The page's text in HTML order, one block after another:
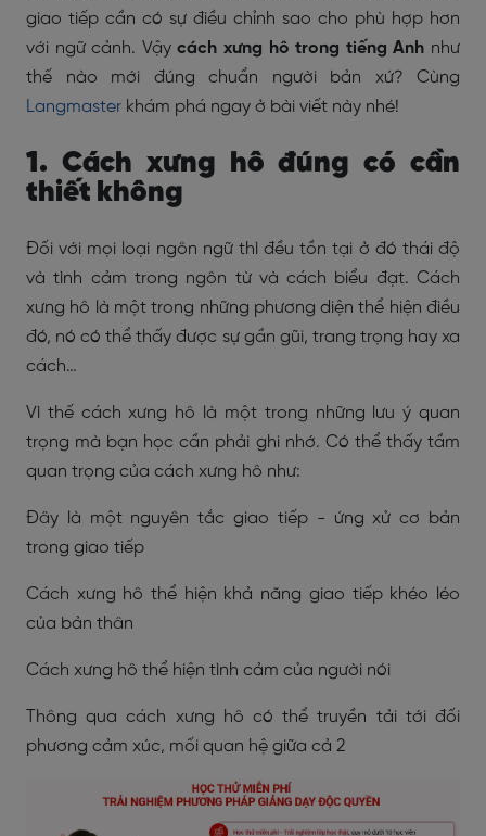
giao tiếp cần có sự điều chỉnh sao cho phù hợp hơn
với ngữ cảnh. Vậycách xưng hô trong tiếng Anh như
thế nào mới đúng chuẩn người bản xứ? Cùng
Langmaster khám phá ngay ở bài viết này nhé!
1. Cách xưng hô đúng có cần
thiết không
Đối với mọi loại ngôn ngữ thì đều tồn tại ở đó thái độ
và tình cảm trong ngôn từ và cách biểu đạt. Cách
xưng hô là một trong những phương diện thể hiện điều
đó, nó có thể thấy được sự gần gũi, trang trọng hay xa
cách…
Vì thế cách xưng hô là một trong những lưu ý quan
trọng mà bạn học cần phải ghi nhớ. Có thể thấy tầm
quan trọng của cách xưng hô như:
Đây là một nguyên tắc giao tiếp - ứng xử cơ bản
trong giao tiếp
Cách xưng hô thể hiện khả năng giao tiếp khéo léo
của bản thân
Cách xưng hô thể hiện tình cảm của người nói
Thông qua cách xưng hô có thể truyền tải tới đối
phương cảm xúc, mối quan hệ giữa cả 2